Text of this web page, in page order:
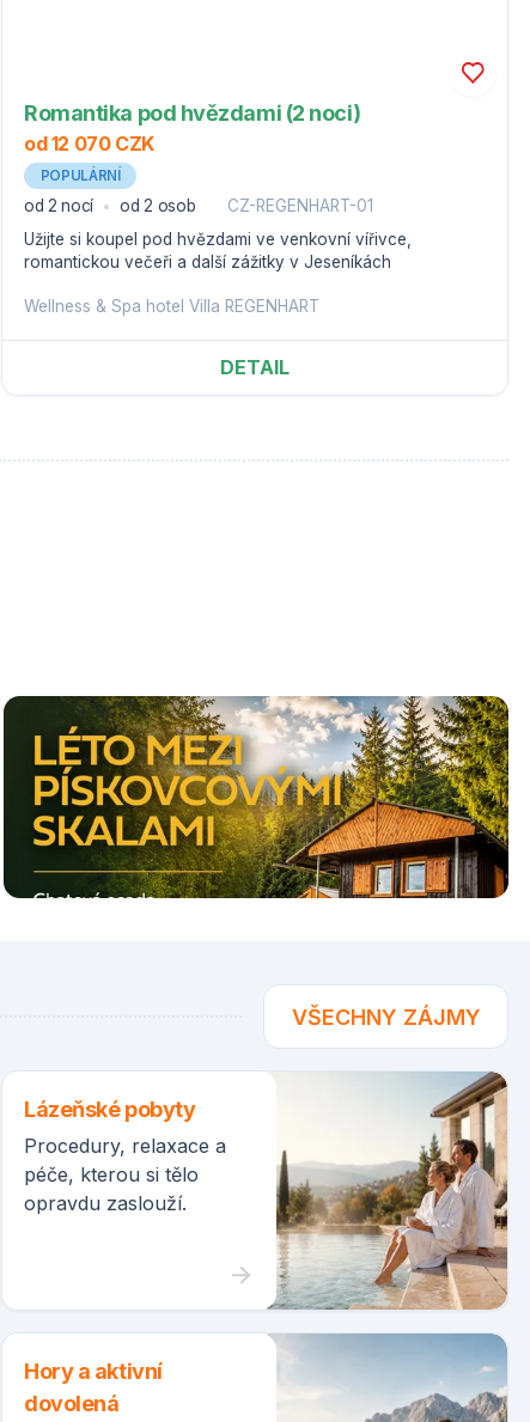
Romantika pod hvězdami (2 noci)
od 12 070 CZK
POPULÁRNÍ
od 2 nocí od 2 osob
CZ-REGENHART-01
Užijte si koupel pod hvězdami ve venkovní vířivce,
romantickou večeři a další zážitky v Jeseníkách
Wellness & Spa hotel Villa REGENHART
DETAIL
VŠECHNY ZÁJMY
Lázeňské pobyty
Procedury, relaxace a
péče, kterou si tělo
opravdu zaslouží.
Hory a aktivní
dovolená